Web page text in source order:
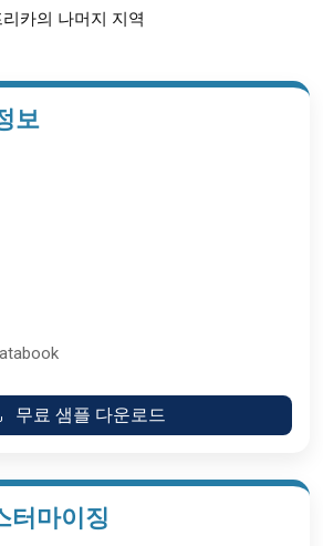
카의 나머지 지역
보
무료 샘플 다운로드
터마이징